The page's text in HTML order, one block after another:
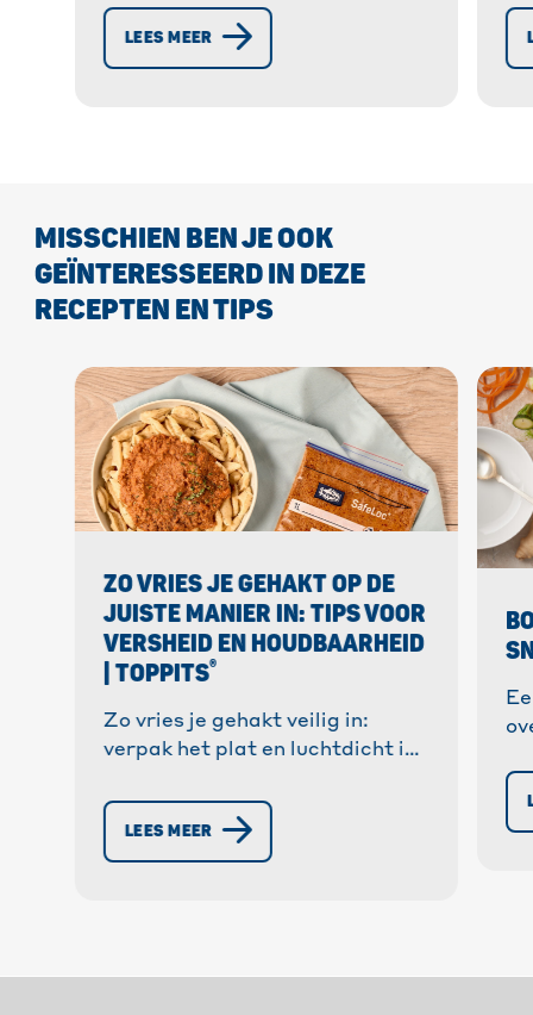
van Toppits
tegen vriesbrand. »
Meer informatie!
LEES MEER
MISSCHIEN BEN JE OOK
GEÏNTERESSEERD IN DEZE
RECEPTEN EN TIPS
ZO VRIES JE GEHAKT OP DE
JUISTE MANIER IN: TIPS VOOR
VERSHEID EN HOUDBAARHEID
| TOPPITS®
Zo vries je gehakt veilig in:
verpak het plat en luchtdicht in
diepvrieszakjes is het tot wel 30
dagen houdbaar.
LEES MEER
✓
»